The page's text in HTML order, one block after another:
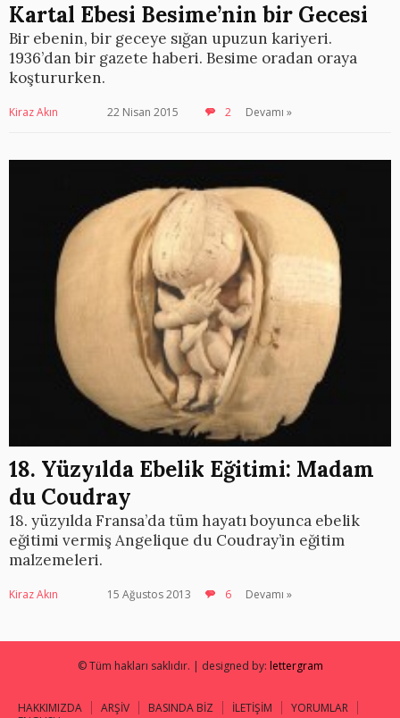
Kartal Ebesi Besime’nin bir Gecesi
Bir ebenin, bir geceye sığan upuzun kariyeri.
1936’dan bir gazete haberi. Besime oradan oraya
koştururken.
Kiraz Akın 22 Nisan 2015 2 Devamı »
18. Yüzyılda Ebelik Eğitimi: Madam
du Coudray
18. yüzyılda Fransa’da tüm hayatı boyunca ebelik
eğitimi vermiş Angelique du Coudray’in eğitim
malzemeleri.
Kiraz Akın 15 Ağustos 2013 6 Devamı »
© Tüm hakları saklıdır. | designed by: lettergram
HAKKIMIZDA ARŞİV BASINDA BİZ İLETİŞİM
YORUMLAR